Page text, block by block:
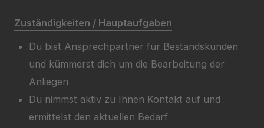
Zuständigkeiten / Hauptaufgaben
Du bist Ansprechpartner für Bestandskunden
und kümmerst dich um die Bearbeitung der
Anliegen
Du nimmst aktiv zu Ihnen Kontakt auf und
ermittelst den aktuellen Bedarf